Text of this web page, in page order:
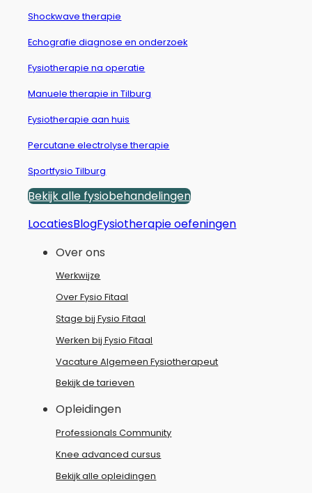
Shockwave therapie
Echografie diagnose en onderzoek
Fysiotherapie na operatie
Manuele therapie in Tilburg
Fysiotherapie aan huis
Percutane electrolyse therapie
Sportfysio Tilburg
Bekijk alle fysiobehandelingen
LocatiesBlogFysiotherapie oefeningen
Over ons
Werkwijze
Over Fysio Fitaal
Stage bij Fysio Fitaal
Werken bij Fysio Fitaal
Vacature Algemeen Fysiotherapeut
Bekijk de tarieven
Opleidingen
Professionals Community
Knee advanced cursus
Bekijk alle opleidingen